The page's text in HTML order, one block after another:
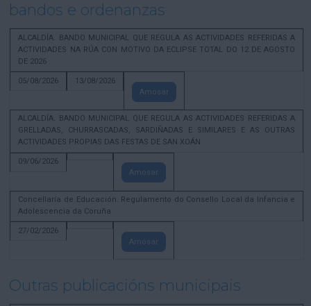
bandos e ordenanzas
ALCALDÍA. BANDO MUNICIPAL QUE REGULA AS ACTIVIDADES REFERIDAS A
ACTIVIDADES NA RÚA CON MOTIVO DA ECLIPSE TOTAL DO 12 DE AGOSTO
DE 2026
05/08/2026
13/08/2026
Amosar
ALCALDÍA. BANDO MUNICIPAL QUE REGULA AS ACTIVIDADES REFERIDAS A
GRELLADAS, CHURRASCADAS, SARDIÑADAS E SIMILARES E AS OUTRAS
ACTIVIDADES PROPIAS DAS FESTAS DE SAN XOÁN
09/06/2026
Amosar
Concellaría de Educación. Regulamento do Consello Local da Infancia e
Adolescencia da Coruña
27/02/2026
Amosar
Outras publicacións municipais